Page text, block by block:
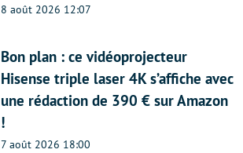
8 août 2026 12:07
Bon plan : ce vidéoprojecteur
Hisense triple laser 4K s’affiche avec
une rédaction de 390 € sur Amazon
!
7 août 2026 18:00